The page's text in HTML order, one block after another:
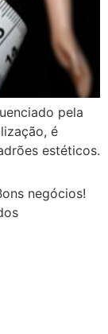
pela
é
estéticos.
negócios!